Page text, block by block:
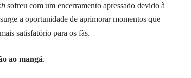
sofreu com um encerramento apressado devido à
a oportunidade de aprimorar momentos que
satisfatório para os fãs.
ao mangá.